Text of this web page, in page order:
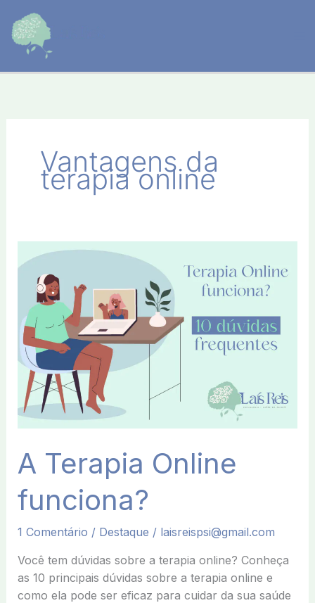
para
conteúdo
Vantagens da
terapia online
A Terapia Online
funciona?
1 Comentário / Destaque / laisreispsi@gmail.com
Você tem dúvidas sobre a terapia online? Conheça
as 10 principais dúvidas sobre a terapia online e
como ela pode ser eficaz para cuidar da sua saúde
Terapia
Online
funciona?